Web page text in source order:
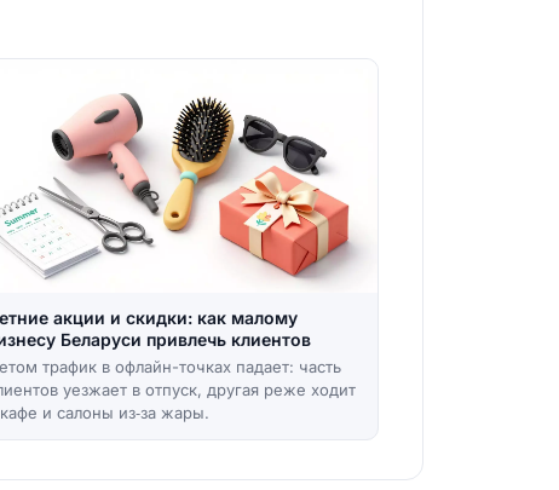
акции и скидки: как малому
Беларуси привлечь клиентов
трафик в офлайн-точках падает: часть
уезжает в отпуск, другая реже ходит
и салоны из‑за жары.